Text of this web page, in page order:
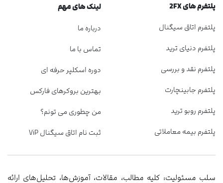
پلتفرم های 2FX
پلتفرم اتاق سیگنال
پلتفرم دنیای ترید
پلتفرم نقد و بررسی
پلتفرم جابینچارت
پلتفرم روبو ترید
پلتفرم بیمه معاملاتی
لینک های مهم
درباره ما
تماس با ما
دوره اسکلپر حرفه ای
بهترین بروکرهای فارکس
من چطوری می تونم؟
ثبت نام اتاق سیگنال ViP
سلب مسئولیت: کلیه مطالب، مقالات، آموزش‌ها، تحلیل‌های ارائه